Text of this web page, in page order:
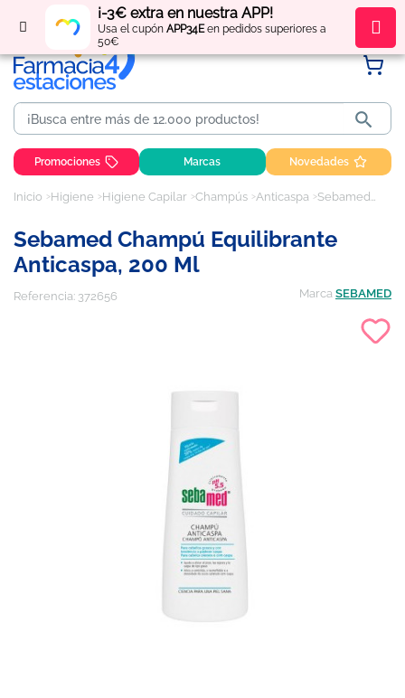
¡-3€ extra en nuestra APP!
Usa el cupón APP34Een pedidos superiores a
50€
Regístratey obténpuntos por tus compras

Promociones Marcas Novedades
Inicio Higiene Higiene Capilar Champús Anticaspa Sebamed champú equilibrante anticaspa, 200 ml
Sebamed Champú Equilibrante
Anticaspa, 200 Ml
Referencia: 372656 Marca SEBAMED